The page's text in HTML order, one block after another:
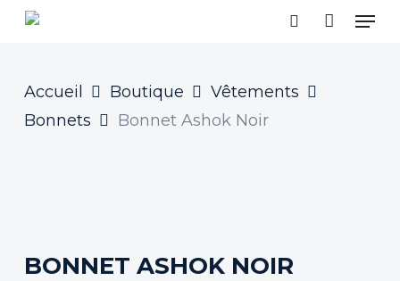
Skip
content
Accueil Boutique
Vêtements
Bonnets
Bonnet Ashok Noir
BONNET ASHOK NOIR